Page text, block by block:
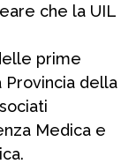
che la UIL
prime
Provincia della
Medica e